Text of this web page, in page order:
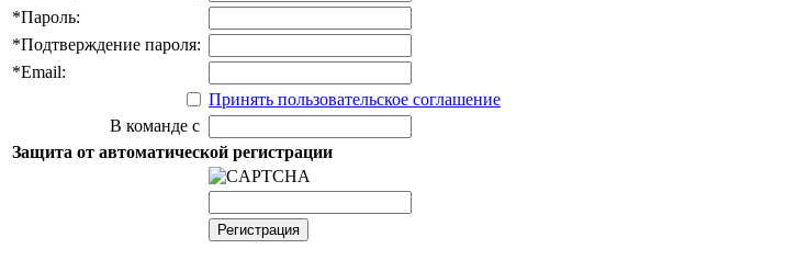
*Пароль:
*Подтверждение пароля:
*Email:
Принять пользовательское соглашение
В команде с
Защита от автоматической регистрации